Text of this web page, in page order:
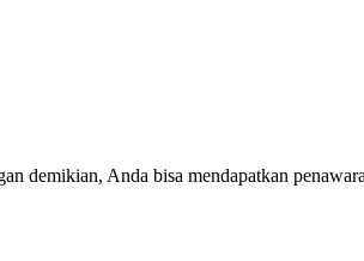
demikian, Anda bisa mendapatkan